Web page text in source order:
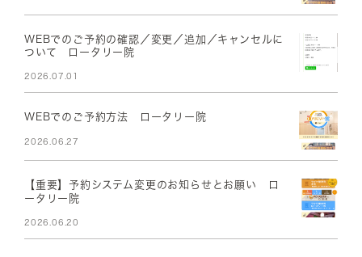
WEBでのご予約の確認／変更／追加／キャンセルに
ついて ロータリー院
2026.07.01
WEBでのご予約方法 ロータリー院
2026.06.27
【重要】予約システム変更のお知らせとお願い ロ
ータリー院
2026.06.20